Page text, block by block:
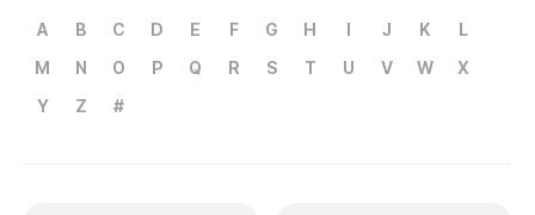
A B C D E F G H I J K
L
M
N O P Q R S T U V W
X
Y
Z #